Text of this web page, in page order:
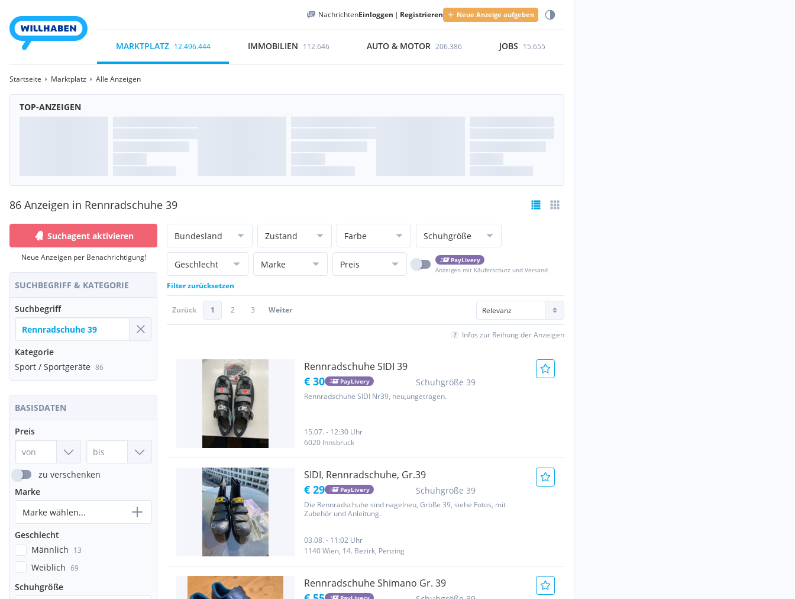
NachrichtenEinloggen | Registrieren Neue Anzeige aufgeben
MARKTPLATZ 12.496.444 IMMOBILIEN 112.646 AUTO & MOTOR 206.386 JOBS 15.655
Startseite Marktplatz Alle Anzeigen
TOP-ANZEIGEN
86 Anzeigen in Rennradschuhe 39
Suchagent aktivieren
Neue Anzeigen per Benachrichtigung!
SUCHBEGRIFF & KATEGORIE
Suchbegriff
Kategorie
Sport / Sportgeräte 86
BASISDATEN
Preis
zu verschenken
Marke
Marke wählen...
Geschlecht
Männlich 13
Weiblich 69
Schuhgröße
Bundesland Zustand Farbe Schuhgröße
Geschlecht Marke Preis
PayLivery
Anzeigen mit Käuferschutz und Versand
Filter zurücksetzen
Zurück 1 2 3 Weiter
Infos zur Reihung der Anzeigen
Rennradschuhe SIDI 39
€ 30 PayLivery Schuhgröße 39
Rennradschuhe SIDI Nr39, neu,ungetragen.
15.07. - 12:30 Uhr
6020 Innsbruck
SIDI, Rennradschuhe, Gr.39
€ 29 PayLivery Schuhgröße 39
Die Rennradschuhe sind nagelneu, Größe 39, siehe Fotos, mit
Zubehör und Anleitung.
03.08. - 11:02 Uhr
1140 Wien, 14. Bezirk, Penzing
Rennradschuhe Shimano Gr. 39